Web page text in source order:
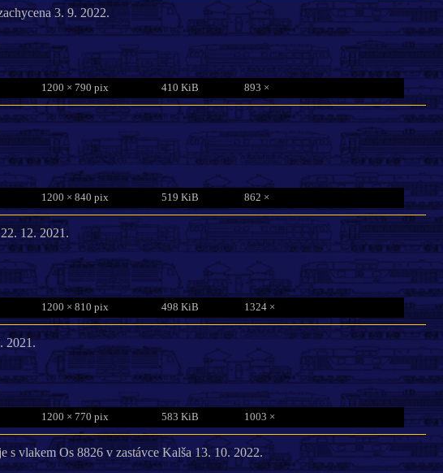
3. 9. 2022.
1200 × 790 pix 410 KiB 893 ×
1200 × 840 pix 519 KiB 862 ×
12. 2021.
1200 × 810 pix 498 KiB 1324 ×
2021.
1200 × 770 pix 583 KiB 1003 ×
s vlakem Os 8826 v zastávce Kalša 13. 10. 2022.